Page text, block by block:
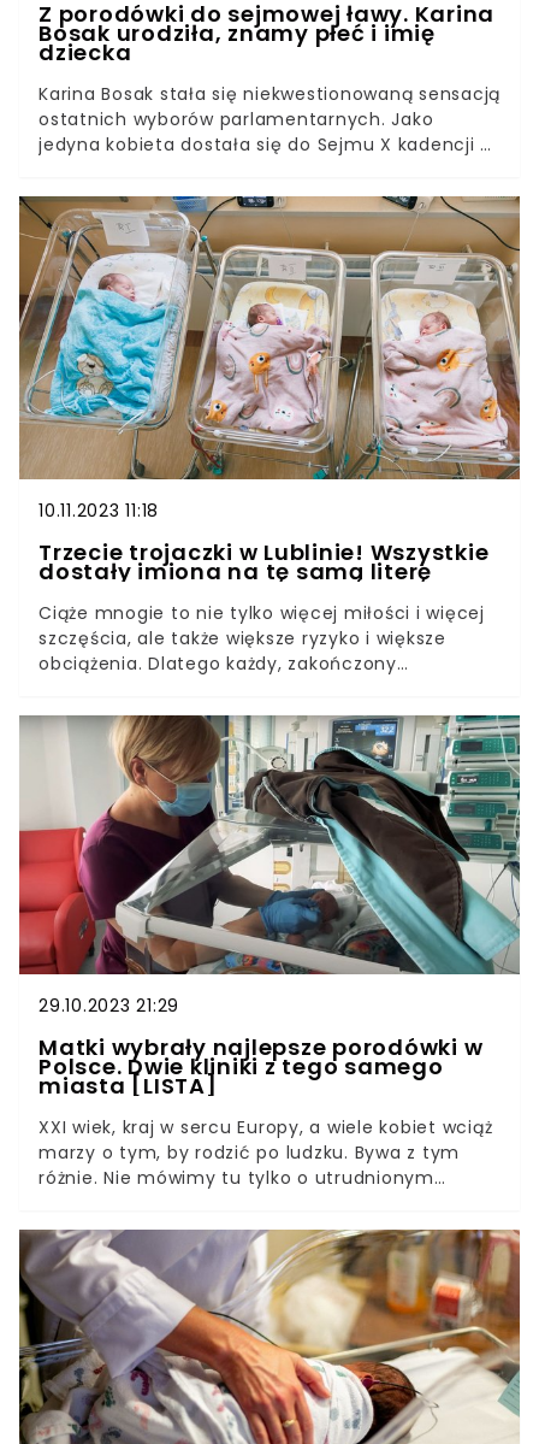
Z porodówki do sejmowej ławy. Karina
Bosak urodziła, znamy płeć i imię
dziecka
Karina Bosak stała się niekwestionowaną sensacją
ostatnich wyborów parlamentarnych. Jako
jedyna kobieta dostała się do Sejmu X kadencji z
nie prowadziła kampanii, była bowiem w
zaawansowanej ciąży.W sobotę 18 listopada 2023
roku na platformie X (dawniej Twitter) posłanka
opublikowała zdjęcie, na którym wraz z mężem
pozują z noworodkiem na rękach. To trzecie
dziecko Bosaków, choć małżeństwem są
niespełna trzy lata.
10.11.2023 11:18
Trzecie trojaczki w Lublinie! Wszystkie
dostały imiona na tę samą literę
Ciąże mnogie to nie tylko więcej miłości i więcej
szczęścia, ale także większe ryzyko i większe
obciążenia. Dlatego każdy, zakończony
tylko dla rodziców, ale także dla zespołu
medycznego, który opiekuje się mamą i
dziećmi.W lubelskim Samodzielnym Publicznym
Szpitalu Klinicznym Nr 4 po raz trzeci w tym roku
przyszły na świat trojaczki. "Każde z dzieci jest
inne" - mówią lekarze i patrzą z wielką nadzieją w
przyszłość maluchów, które już lada moment
będą mogły opuścić oddział.
29.10.2023 21:29
Matki wybrały najlepsze porodówki w
Polsce. Dwie kliniki z tego samego
miasta [LISTA]
XXI wiek, kraj w sercu Europy, a wiele kobiet wciąż
marzy o tym, by rodzić po ludzku. Bywa z tym
różnie. Nie mówimy tu tylko o utrudnionym
przedmiotowym traktowaniu rodzących.
Trzymają nas na plecach, choć rodzi się łatwiej w
pionie. Nie szanują prawa do ochrony krocza, za
wcześnie przecinają pępowinę i zabierają
noworodka na badania, gdy powinien być w
kontakcie skóra do skóry z mamą. Ale... są
miejsca, gdzie jest inaczej. Fundacja Rodzić po
Ludzku opublikowała nowy raport, w którym to
rodzące wybrały najlepsze porodówki w Polsce.